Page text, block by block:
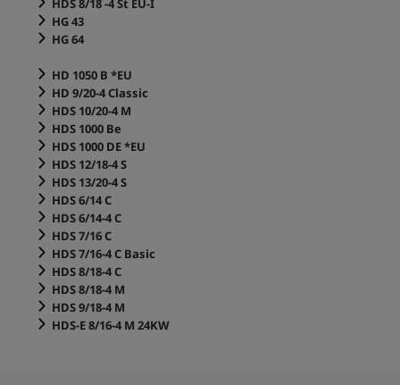
HDS 8/18 -4 St EU-I
HG 43
HG 64
HD 1050 B *EU
HD 9/20-4 Classic
HDS 10/20-4 M
HDS 1000 Be
HDS 1000 DE *EU
HDS 12/18-4 S
HDS 13/20-4 S
HDS 6/14 C
HDS 6/14-4 C
HDS 7/16 C
HDS 7/16-4 C Basic
HDS 8/18-4 C
HDS 8/18-4 M
HDS 9/18-4 M
HDS-E 8/16-4 M 24KW